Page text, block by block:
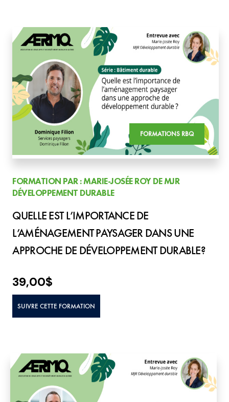
FORMATIONS RBQ
FORMATION PAR : MARIE-JOSÉE ROY DE MJR
DÉVELOPPEMENT DURABLE
QUELLE EST L’IMPORTANCE DE
L’AMÉNAGEMENT PAYSAGER DANS UNE
APPROCHE DE DÉVELOPPEMENT DURABLE?
39,00$
SUIVRE CETTE FORMATION